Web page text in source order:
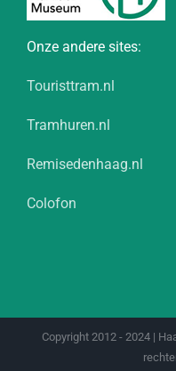
Onze andere sites:
Touristtram.nl
Tramhuren.nl
Remisedenhaag.nl
Colofon
Copyright 2012 - 2024 |